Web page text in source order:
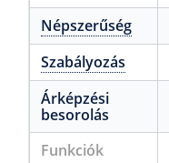
Népszerűség
Szabályozás
Árképzési
besorolás
Funkciók